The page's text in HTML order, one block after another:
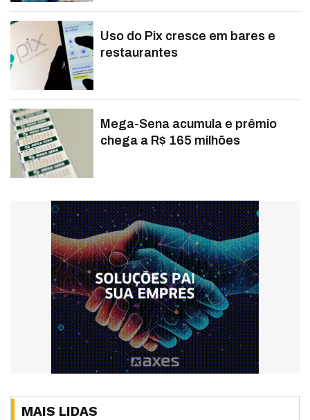
Uso do Pix cresce em bares e
restaurantes
Mega-Sena acumula e prêmio
chega a R$ 165 milhões
MAIS LIDAS